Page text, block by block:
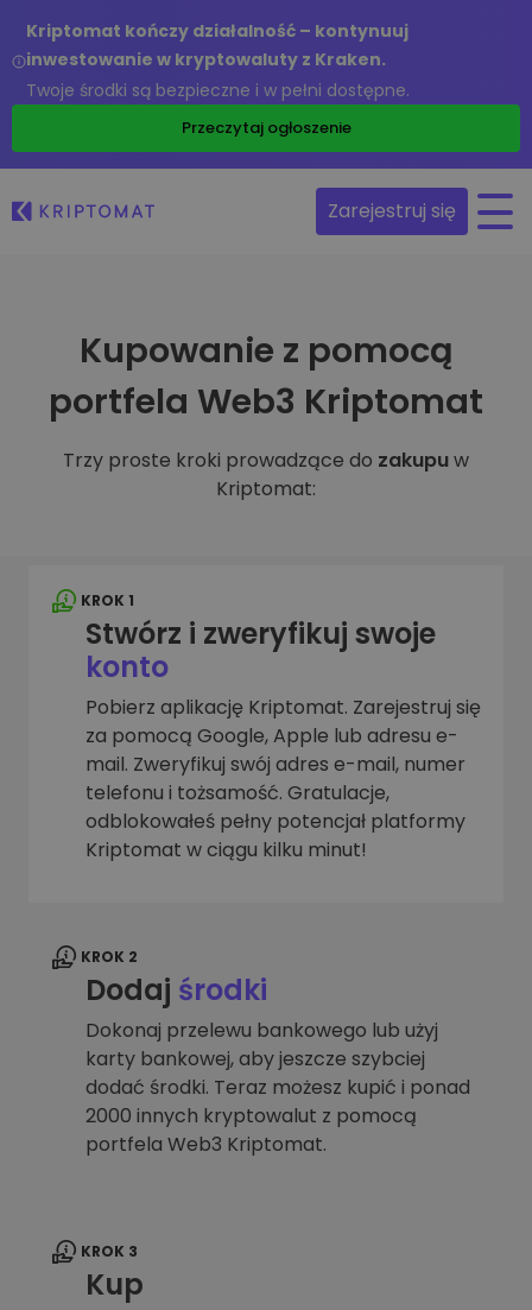
Kriptomat kończy działalność – kontynuuj
inwestowanie w kryptowaluty z Kraken.
Twoje środki są bezpieczne i w pełni dostępne.
Przeczytaj ogłoszenie
Zarejestruj się
Kupowanie z pomocą
portfela Web3 Kriptomat
Trzy proste kroki prowadzące do zakupuw
Kriptomat:
KROK 1
Stwórz i zweryfikuj swoje
konto
Pobierz aplikację Kriptomat. Zarejestruj się
za pomocą Google, Apple lub adresu e-
mail. Zweryfikuj swój adres e-mail, numer
telefonu i tożsamość. Gratulacje,
odblokowałeś pełny potencjał platformy
Kriptomat w ciągu kilku minut!
KROK 2
Dodaj środki
Dokonaj przelewu bankowego lub użyj
karty bankowej, aby jeszcze szybciej
dodać środki. Teraz możesz kupić i ponad
2000 innych kryptowalut z pomocą
portfela Web3 Kriptomat.
KROK 3
Kup